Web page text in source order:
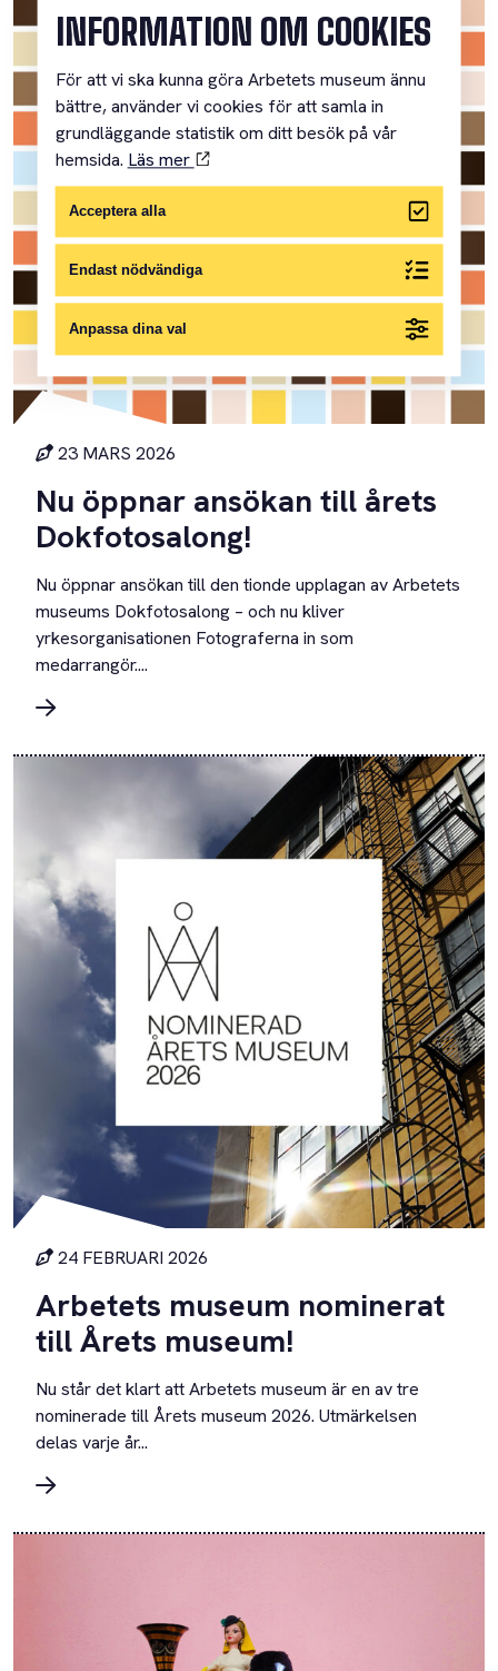
23 MARS 2026
Nu öppnar ansökan till årets
Dokfotosalong!
Nu öppnar ansökan till den tionde upplagan av Arbetets
museums Dokfotosalong – och nu kliver
yrkesorganisationen Fotograferna in som
medarrangör....
24 FEBRUARI 2026
Arbetets museum nominerat
till Årets museum!
Nu står det klart att Arbetets museum är en av tre
nominerade till Årets museum 2026. Utmärkelsen
delas varje år...
INFORMATION OM COOKIES
För att vi ska kunna göra Arbetets museum ännu
bättre, använder vi cookies för att samla in
grundläggande statistik om ditt besök på vår
hemsida. Läs mer
Acceptera alla
Endast nödvändiga
Anpassa dina val